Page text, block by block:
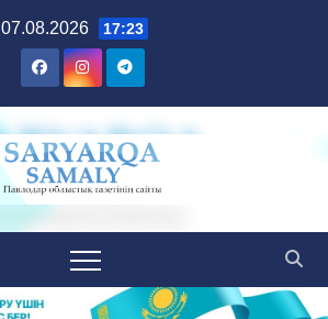
07.08.2026 17:23